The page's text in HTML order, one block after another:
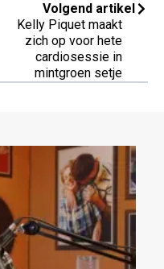
Volgend artikel
Kelly Piquet maakt
zich op voor hete
cardiosessie in
mintgroen setje